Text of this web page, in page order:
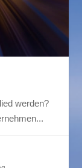
werden?